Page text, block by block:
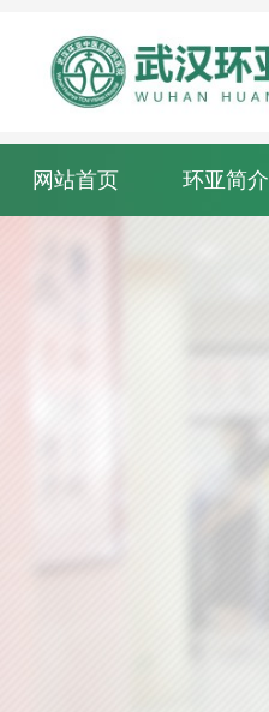
网站首页 环亚简介